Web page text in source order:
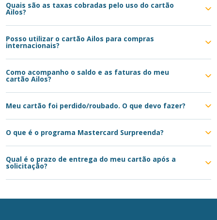
Quais são as taxas cobradas pelo uso do cartão
Ailos?
Posso utilizar o cartão Ailos para compras
internacionais?
Como acompanho o saldo e as faturas do meu
cartão Ailos?
Meu cartão foi perdido/roubado. O que devo fazer?
O que é o programa Mastercard Surpreenda?
Qual é o prazo de entrega do meu cartão após a
solicitação?